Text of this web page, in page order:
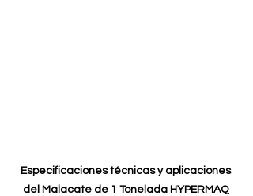
Especificaciones técnicas y aplicaciones
del Malacate de 1 Tonelada HYPERMAQ